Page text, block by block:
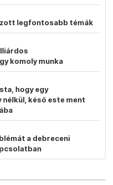
legfontosabb témák
komoly munka
hogy egy
késő este ment
a debreceni